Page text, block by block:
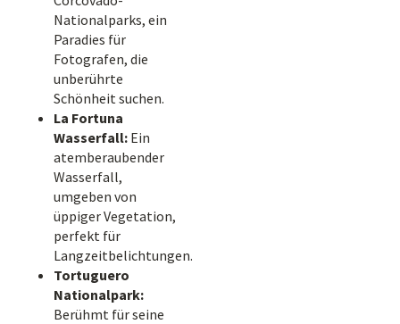
Nationalparks, ein
Paradies für
Fotografen, die
unberührte
Schönheit suchen.
La Fortuna
Wasserfall: Ein
atemberaubender
Wasserfall,
umgeben von
üppiger Vegetation,
perfekt für
Langzeitbelichtungen.
Tortuguero
Nationalpark:
Berühmt für seine